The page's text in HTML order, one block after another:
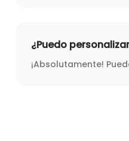
¿Puedo
¡Absolutamente!